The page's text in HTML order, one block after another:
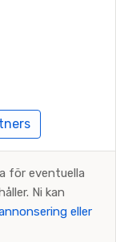
för eventuella
Ni kan
eller